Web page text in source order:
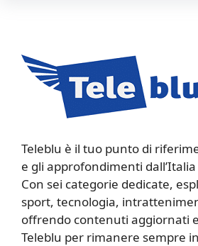
Teleblu è il tuo punto di
e gli approfondimenti
Con sei categorie dedicate,
sport, tecnologia,
offrendo contenuti aggiornati
Teleblu per rimanere sempre